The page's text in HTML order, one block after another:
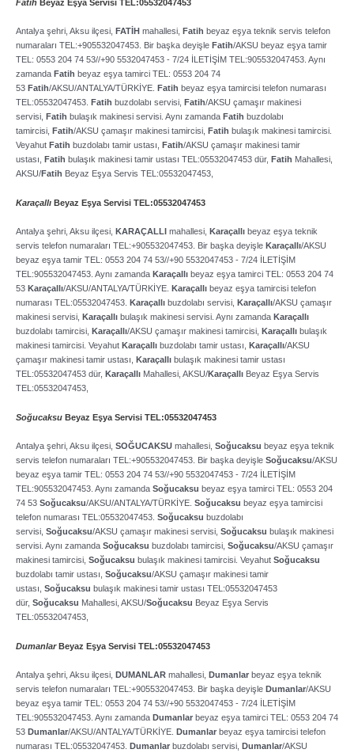
Fatih Beyaz Eşya Servisi TEL:05532047453
Antalya şehri, Aksu ilçesi, FATİH mahallesi, Fatih beyaz eşya teknik servis telefon
numaraları TEL:+905532047453. Bir başka deyişle Fatih/AKSU beyaz eşya tamir
TEL: 0553 204 74 53//+90 5532047453 ­- 7/24 İLETİŞİM TEL:905532047453. Aynı
zamanda Fatih beyaz eşya tamirci TEL: 0553 204 74
53 Fatih/AKSU/ANTALYA/TÜRKİYE. Fatih beyaz eşya tamircisi telefon numarası
TEL:05532047453. Fatih buzdolabı servisi, Fatih/AKSU çamaşır makinesi
servisi, Fatih bulaşık makinesi servisi. Aynı zamanda Fatih buzdolabı
tamircisi, Fatih/AKSU çamaşır makinesi tamircisi, Fatih bulaşık makinesi tamircisi.
Veyahut Fatih buzdolabı tamir ustası, Fatih/AKSU çamaşır makinesi tamir
ustası, Fatih bulaşık makinesi tamir ustası TEL:05532047453 dür, Fatih Mahallesi,
AKSU/Fatih Beyaz Eşya Servis TEL:05532047453,
Karaçallı Beyaz Eşya Servisi TEL:05532047453
Antalya şehri, Aksu ilçesi, KARAÇALLI mahallesi, Karaçallı beyaz eşya teknik
servis telefon numaraları TEL:+905532047453. Bir başka deyişle Karaçallı/AKSU
beyaz eşya tamir TEL: 0553 204 74 53//+90 5532047453 ­- 7/24 İLETİŞİM
TEL:905532047453. Aynı zamanda Karaçallı beyaz eşya tamirci TEL: 0553 204 74
53 Karaçallı/AKSU/ANTALYA/TÜRKİYE. Karaçallı beyaz eşya tamircisi telefon
numarası TEL:05532047453. Karaçallı buzdolabı servisi, Karaçallı/AKSU çamaşır
makinesi servisi, Karaçallı bulaşık makinesi servisi. Aynı zamanda Karaçallı
buzdolabı tamircisi, Karaçallı/AKSU çamaşır makinesi tamircisi, Karaçallı bulaşık
makinesi tamircisi. Veyahut Karaçallı buzdolabı tamir ustası, Karaçallı/AKSU
çamaşır makinesi tamir ustası, Karaçallı bulaşık makinesi tamir ustası
TEL:05532047453 dür, Karaçallı Mahallesi, AKSU/Karaçallı Beyaz Eşya Servis
TEL:05532047453,
Soğucaksu Beyaz Eşya Servisi TEL:05532047453
Antalya şehri, Aksu ilçesi, SOĞUCAKSU mahallesi, Soğucaksu beyaz eşya teknik
servis telefon numaraları TEL:+905532047453. Bir başka deyişle Soğucaksu/AKSU
beyaz eşya tamir TEL: 0553 204 74 53//+90 5532047453 ­- 7/24 İLETİŞİM
TEL:905532047453. Aynı zamanda Soğucaksu beyaz eşya tamirci TEL: 0553 204
74 53 Soğucaksu/AKSU/ANTALYA/TÜRKİYE. Soğucaksu beyaz eşya tamircisi
telefon numarası TEL:05532047453. Soğucaksu buzdolabı
servisi, Soğucaksu/AKSU çamaşır makinesi servisi, Soğucaksu bulaşık makinesi
servisi. Aynı zamanda Soğucaksu buzdolabı tamircisi, Soğucaksu/AKSU çamaşır
makinesi tamircisi, Soğucaksu bulaşık makinesi tamircisi. Veyahut Soğucaksu
buzdolabı tamir ustası, Soğucaksu/AKSU çamaşır makinesi tamir
ustası, Soğucaksu bulaşık makinesi tamir ustası TEL:05532047453
dür, Soğucaksu Mahallesi, AKSU/Soğucaksu Beyaz Eşya Servis
TEL:05532047453,
DumanlarBeyaz Eşya Servisi TEL:05532047453
Antalya şehri, Aksu ilçesi, DUMANLAR mahallesi, Dumanlar beyaz eşya teknik
servis telefon numaraları TEL:+905532047453. Bir başka deyişle Dumanlar/AKSU
beyaz eşya tamir TEL: 0553 204 74 53//+90 5532047453 ­- 7/24 İLETİŞİM
TEL:905532047453. Aynı zamanda Dumanlar beyaz eşya tamirci TEL: 0553 204 74
53 Dumanlar/AKSU/ANTALYA/TÜRKİYE. Dumanlar beyaz eşya tamircisi telefon
numarası TEL:05532047453. Dumanlar buzdolabı servisi, Dumanlar/AKSU